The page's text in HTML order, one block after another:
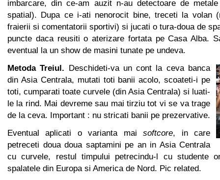
imbarcare, din ce-am auzit n-au detectoare de
spatial). Dupa ce i-ati nenorocit bine, treceti la volan
fraierii si comentatorii sportivi) si jucati o tura-doua de
puncte daca reusiti o aterizare fortata pe Casa Alba.
eventual la un show de masini tunate pe undeva.
Metoda Treiul. Deschideti-va un cont la ceva banca
din Asia Centrala, mutati toti banii acolo, scoateti-i pe
toti, cumparati toate curvele (din Asia Centrala) si luati-
le la rind. Mai devreme sau mai tirziu tot vi se va trage
de la ceva. Important : nu stricati banii pe prezervative.
Eventual aplicati o varianta maisoftcore, in care
petreceti doua doua saptamini pe an in Asia Centrala
cu curvele, restul timpului petrecindu-l cu studente
spalatele din Europa si America de Nord. Pic related.